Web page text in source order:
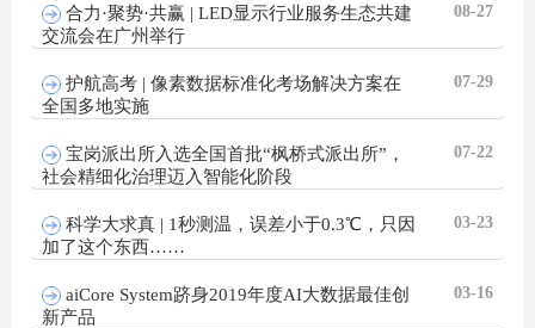
合力·聚势·共赢 | LED显示行业服务生态共建
交流会在广州举行
08-27
护航高考 | 像素数据标准化考场解决方案在
全国多地实施
07-29
宝岗派出所入选全国首批“枫桥式派出所”，
社会精细化治理迈入智能化阶段
07-22
科学大求真 | 1秒测温，误差小于0.3℃，只因
加了这个东西……
03-23
aiCore System跻身2019年度AI大数据最佳创
新产品
03-16